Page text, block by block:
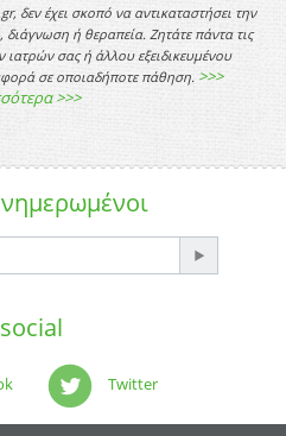
δεν έχει σκοπό να αντικαταστήσει την
ή θεραπεία. Ζητάτε πάντα τις
ιατρών σας ή άλλου εξειδικευμένου
σε οποιαδήποτε πάθηση. >>>
>>>
Twitter